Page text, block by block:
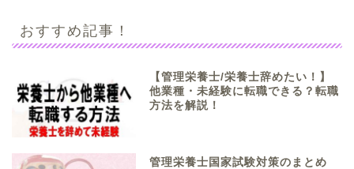
おすすめ記事！
【管理栄養士/栄養士辞めたい！】
他業種・未経験に転職できる？転職
方法を解説！
管理栄養士国家試験対策のまとめ